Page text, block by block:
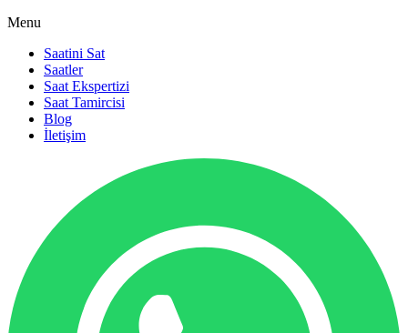
Menu
Saatini Sat
Saatler
Saat Ekspertizi
Saat Tamircisi
Blog
İletişim